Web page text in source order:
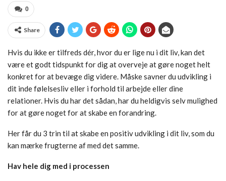
0
Share
Hvis du ikke er tilfreds dér, hvor du er lige nu i dit liv, kan det
være et godt tidspunkt for dig at overveje at gøre noget helt
konkret for at bevæge dig videre. Måske savner du udvikling i
dit inde følelsesliv eller i forhold til arbejde eller dine
relationer. Hvis du har det sådan, har du heldigvis selv mulighed
for at gøre noget for at skabe en forandring.
Her får du 3 trin til at skabe en positiv udvikling i dit liv, som du
kan mærke frugterne af med det samme.
Hav hele dig med i processen